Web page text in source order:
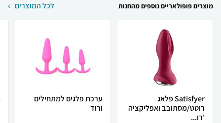
מוצרים פופולאריים נוספים מהחנות לכל המוצרים
Satisfyer פלאג
רוטט/מסתובב ואפליקציה
'רו...
ערכת פלגים למתחילים
ורוד